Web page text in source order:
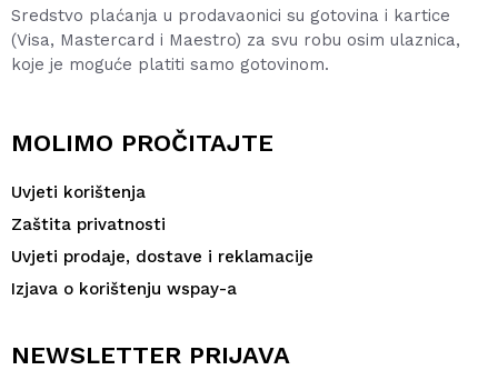
Sredstvo plaćanja u prodavaonici su gotovina i kartice
(Visa, Mastercard i Maestro) za svu robu osim ulaznica,
koje je moguće platiti samo gotovinom.
MOLIMO PROČITAJTE
Uvjeti korištenja
Zaštita privatnosti
Uvjeti prodaje, dostave i reklamacije
Izjava o korištenju wspay-a
NEWSLETTER PRIJAVA